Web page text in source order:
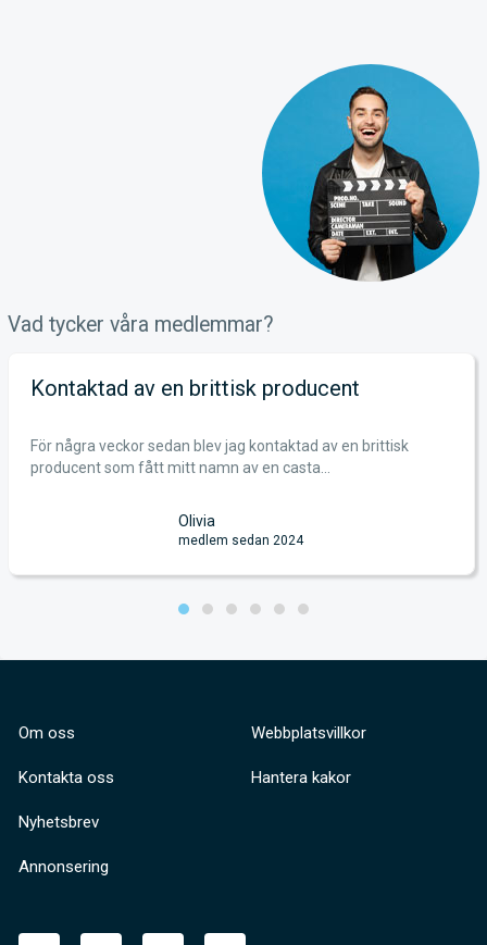
Vad tycker våra medlemmar?
Kontaktad av en brittisk producent
För några veckor sedan blev jag kontaktad av en brittisk
producent som fått mitt namn av en casta...
Olivia
medlem sedan 2024
Om oss
Kontakta oss
Nyhetsbrev
Annonsering
Webbplatsvillkor
Hantera kakor